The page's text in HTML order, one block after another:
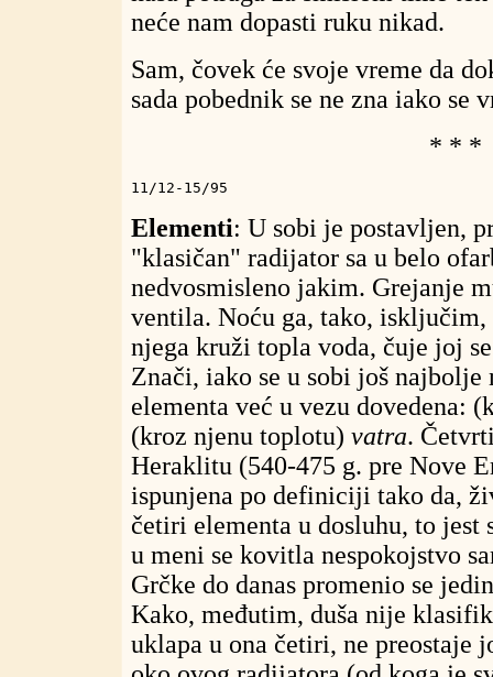
neće nam dopasti ruku nikad.
Sam, čovek će svoje vreme da
sada pobednik se ne zna iako se
* * *
11/12-15/95
Elementi: U sobi je postavljen,
"klasičan" radijator sa u belo
nedvosmisleno jakim. Grejanje
ventila. Noću ga, tako, isključim,
njega kruži topla voda, čuje joj
Znači, iako se u sobi još najbolje
elementa već u vezu dovedena:
(kroz njenu toplotu) vatra.
Heraklitu (540-475 g. pre Nove
ispunjena po definiciji tako da,
četiri elementa u dosluhu, to jest
u meni se kovitla nespokojstvo
Grčke do danas promenio se
Kako, međutim, duša nije
uklapa u ona četiri, ne preostaje